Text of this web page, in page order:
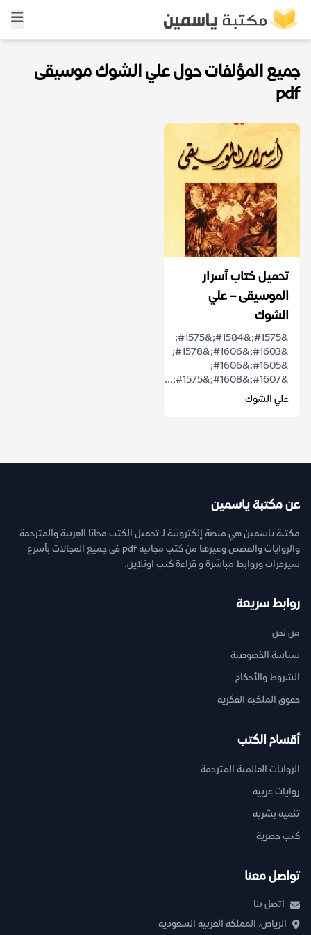
جميع المؤلفات حول علي الشوك موسيقى
pdf
تحميل كتاب أسرار
الموسيقى – علي
الشوك
&#1575;&#1584;&#1575;
&#1603;&#1606;&#1578;
&#1605;&#1606;
&#1607;&#1608;&#1575;...
علي الشوك
عن مكتبة ياسمين
مكتبة ياسمين هي منصة إلكترونية لـ تحميل الكتب مجانا العربية والمترجمة
والروايات والقصص وغيرها من كتب مجانية pdf فى جميع المجالات بأسرع
سيرفرات وروابط مباشرة و قراءة كتب اونلاين.
روابط سريعة
من نحن
سياسة الخصوصية
الشروط والأحكام
حقوق الملكية الفكرية
أقسام الكتب
الروايات العالمية المترجمة
روايات عربية
تنمية بشرية
كتب حصرية
تواصل معنا
اتصل بنا
الرياض، المملكة العربية السعودية